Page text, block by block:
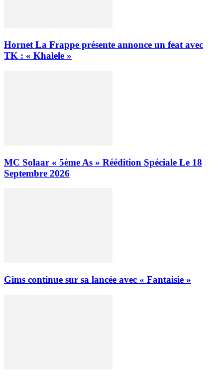
Hornet La Frappe présente annonce un feat avec
TK : « Khalele »
MC Solaar « 5ème As » Réédition Spéciale Le 18
Septembre 2026
Gims continue sur sa lancée avec « Fantaisie »